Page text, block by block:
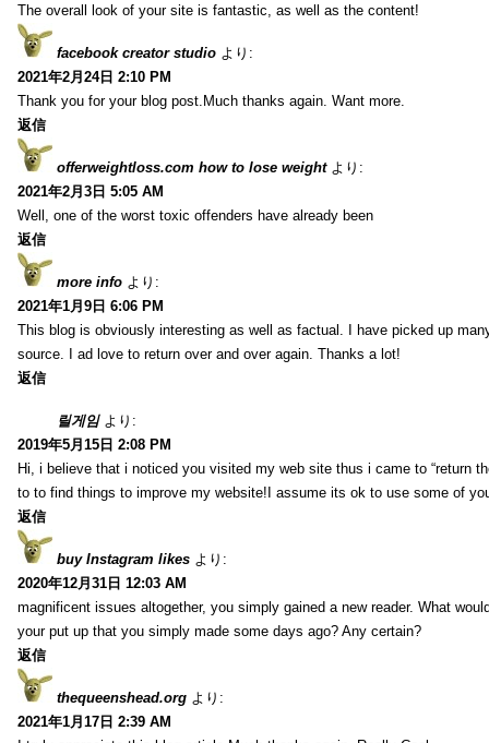
The overall look of your site is fantastic, as well as the content!
facebook creator studio より:
2021年2月24日 2:10 PM
Thank you for your blog post.Much thanks again. Want more.
返信
offerweightloss.com how to lose weight より:
2021年2月3日 5:05 AM
Well, one of the worst toxic offenders have already been
返信
more info より:
2021年1月9日 6:06 PM
This blog is obviously interesting as well as factual. I have picked up
source. I ad love to return over and over again. Thanks a lot!
返信
릴게임 より:
2019年5月15日 2:08 PM
Hi, i believe that i noticed you visited my web site thus i came to “return
to to find things to improve my website!I assume its ok to use some of
返信
buy Instagram likes より:
2020年12月31日 12:03 AM
magnificent issues altogether, you simply gained a new reader. What
your put up that you simply made some days ago? Any certain?
返信
thequeenshead.org より:
2021年1月17日 2:39 AM